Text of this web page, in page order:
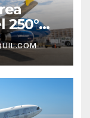
250°
Unidos